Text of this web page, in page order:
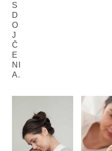
S
D
O
J
Č
E
NI
A.